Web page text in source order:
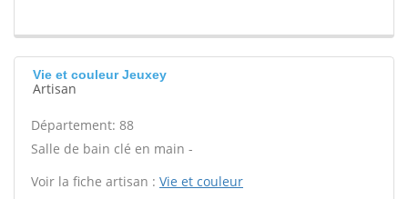
Vie et couleur Jeuxey
Artisan
Département: 88
Salle de bain clé en main -
Voir la fiche artisan : Vie et couleur